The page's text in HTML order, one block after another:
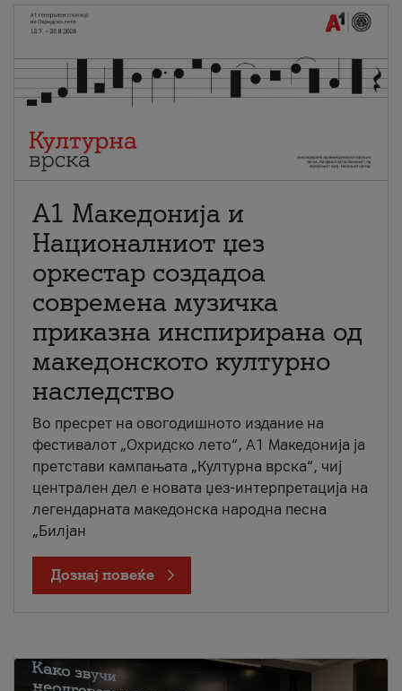
А1 Македонија и
Националниот џез
оркестар создадоа
современа музичка
приказна инспирирана од
македонското културно
наследство
Во пресрет на овогодишното издание на
фестивалот „Охридско лето“, А1 Македонија ја
претстави кампањата „Културна врска“, чиј
централен дел е новата џез-интерпретација на
легендарната македонска народна песна
„Билјан
Дознај повеќе